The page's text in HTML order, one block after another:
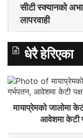
सीटी स्क्यानको
लापरवाही
धेरै हेरिएका
मायाप्रेमको जालोमा
आवेशमा केटी